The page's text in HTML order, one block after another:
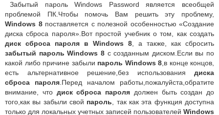
Забытый пароль Windows Password является всеобщей
проблемой ПК.Чтобы помочь Вам решить эту проблему,
Windows 8 поставляется с полезной особенностью «Создание
диска сброса пароля».Вот простой учебник о том, как создать
диск сброса пароля в Windows 8 , а также, как сбросить
забытый пароль Windows 8с созданным диском.Если вы по
какой либо причине забыли пароль Windows 8 ,в конце концов,
есть альтернативное решение,без использования диска
сброса пароля .Перед началом работы,пожалуйста,обратите
внимание, что диск сброса пароля должен быть создан до
того,как вы забыли свой пароль , так как эта функция доступна
только для локальных учетных записей пользователей Windows